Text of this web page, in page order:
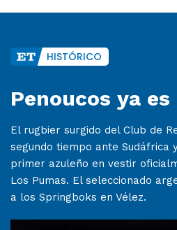
HISTÓRICO
Penoucos ya es
El rugbier surgido del Club de
segundo tiempo ante Sudáfrica
primer azuleño en vestir
Los Pumas. El seleccionado
a los Springboks en Vélez.